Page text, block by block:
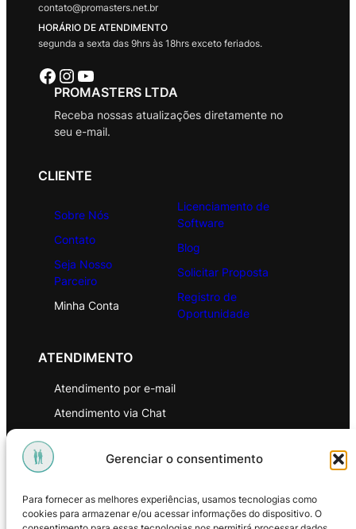
Gerenciar o consentimento
Para fornecer as melhores experiências, usamos tecnologias como
cookies para armazenar e/ou acessar informações do dispositivo. O
contato@promasters.net.br
HORÁRIO DE ATENDIMENTO
segunda a sexta das 9hrs às 18hrs exceto feriados.
Facebook Instagram Youtube
PROMASTERS LTDA
Receba nossas atualizações diretamente no
seu e-mail.
CLIENTE
Sobre Nós
Contato
Seja Nosso
Parceiro
Minha Conta
Licenciamento de
Software
Blog
Solicitar Proposta
Registro de
Oportunidade
ATENDIMENTO
Atendimento por e-mail
Atendimento via Chat
Política de Privacidade